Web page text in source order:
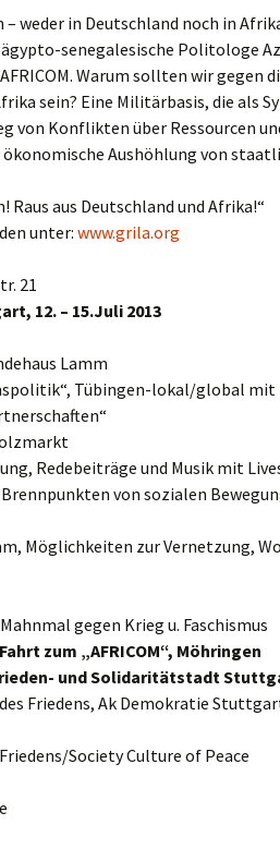
weder in Deutschland noch in
senegalesische Politologe
Warum sollten wir gegen
sein? Eine Militärbasis, die als
von Konflikten über Ressourcen
Aushöhlung von
Raus aus Deutschland und Afrika!“
unter: www.grila.org
21
12. – 15.Juli 2013
Lamm
Tübingen-lokal/global mit
Redebeiträge und Musik mit
von sozialen
Möglichkeiten zur Vernetzung,
gegen Krieg u. Faschismus
zum „AFRICOM“, Möhringen
und Solidaritätstadt
Friedens, Ak Demokratie
Society Culture of Peace